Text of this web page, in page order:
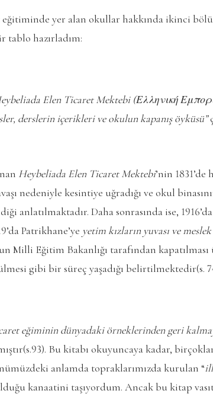
yer alan okullar hakkında ikinci
tablo hazırladım:
Elen Ticaret Mektebi (Ελληνική
derslerin içerikleri ve okulun kapanış öyküsü”
Heybeliada Elen Ticaret Mektebi’nin
nedeniyle kesintiye uğradığı ve okul
anlatılmaktadır. Daha sonrasında ise,
Patrikhane’ye yetim kızların yuvası ve
Milli Eğitim Bakanlığı tarafından
gibi bir süreç yaşadığı belirtilmektedir(s.
eğiminin dünyadaki örneklerinden geri
Bu kitabı okuyuncaya kadar,
anlamda topraklarımızda kurulan “
kanaatini taşıyordum. Ancak bu kitap